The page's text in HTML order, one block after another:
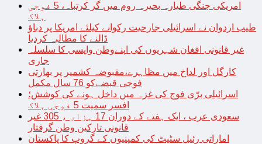
امریکی جنگی طیارہ بحیرہ روم میں گر کرتباہ، 5 فوجی
ہلاک
طیب اردوان نے اسرائیلی جارحیت رکوانے کیلئے امریکا پر دباؤ
ڈالنے کا مطالبہ کردیا
غیر قانونی افغان شہریوں کی اپنےوطن واپسی کا سلسلہ
جاری
کارگل اور لداخ میں مظاہرے،مقبوضہ کشمیر پر بھارتی
فوجی قبضےکو 76 سال مکمل
اسرائیلی برّی فوج کی غزہ میں داخل ہونے کی کوشش؛
افسر سمیت 5 فوجی ہلاک
سعودی عرب ، ایک ہفتے کے دوران 17 ہزار ، 305 غیر
قانونی تارکین وطن گرفتار
اماراتی رئیل سٹیٹ کی کمپنیوں کے گروپ کا پاکستان